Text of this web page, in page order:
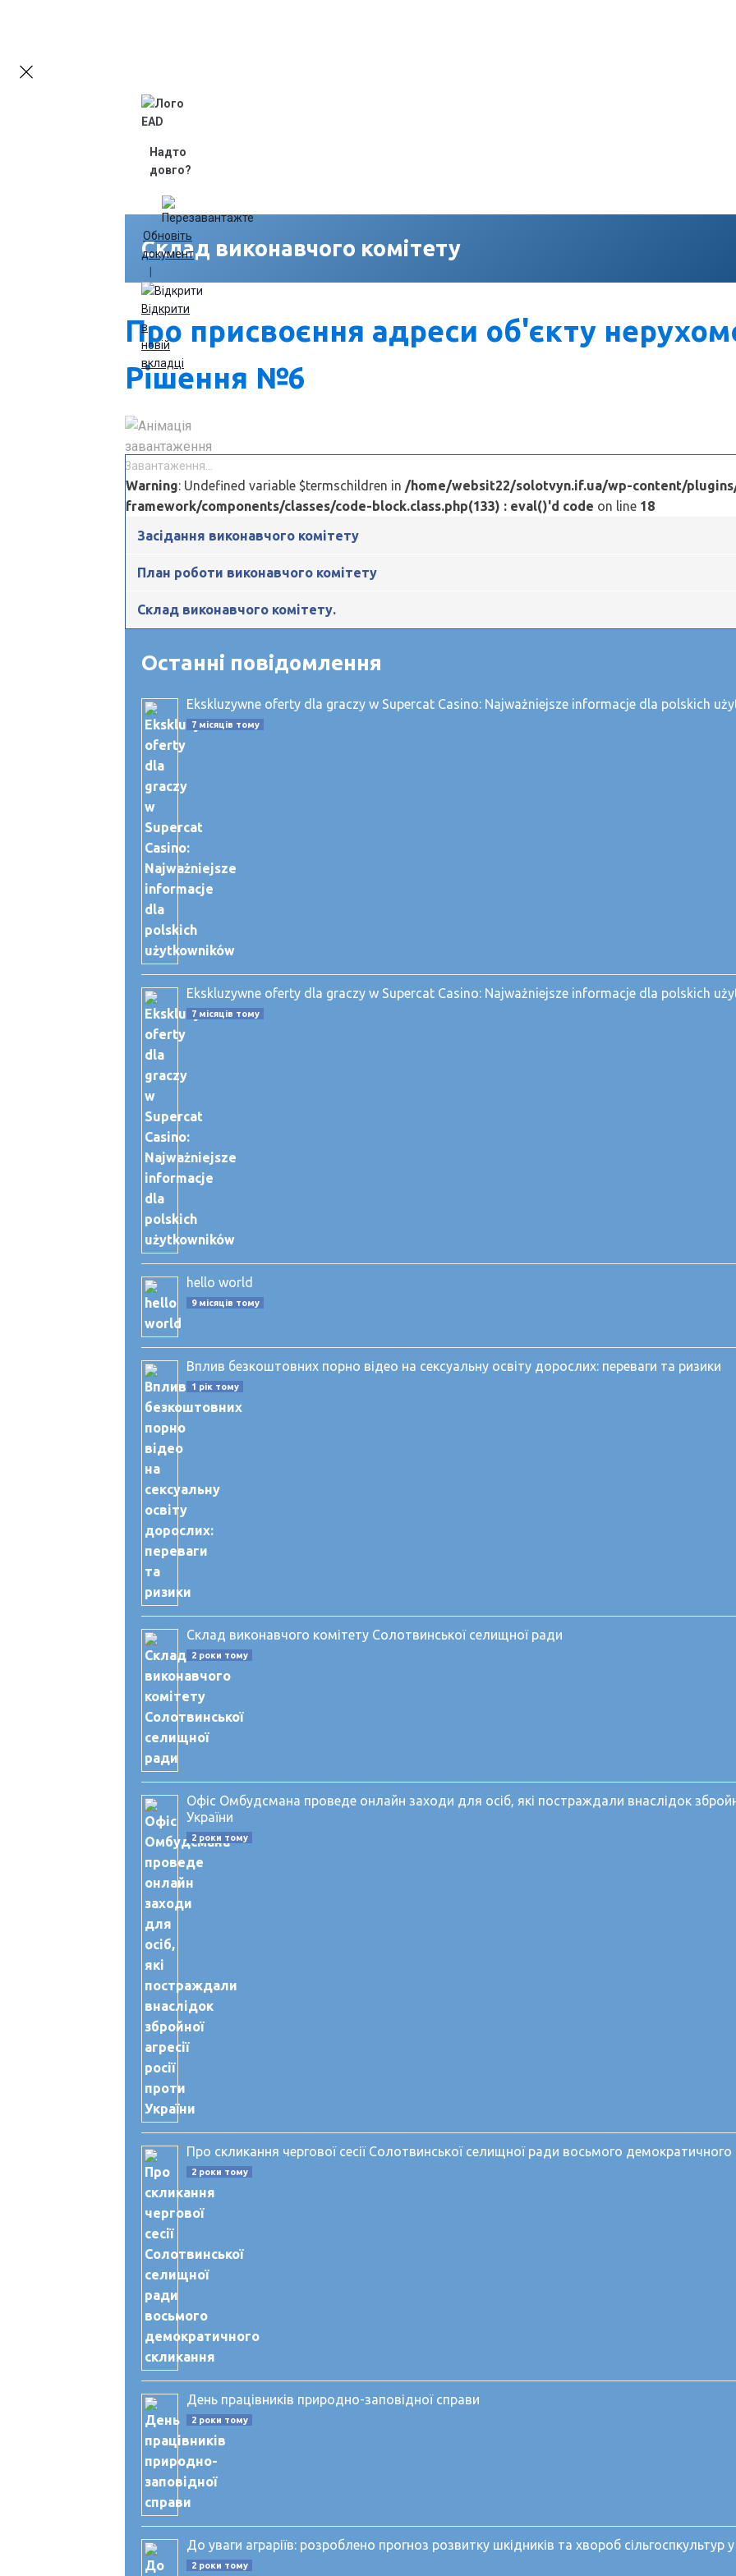
Склад виконавчого комітету
Про присвоєння адреси об'єкту
Рішення №6
Завантаження...
Надто
довго?
Обновіть
документ
Відкрити
в
новій
вкладці
Warning: Undefined variable $termschildren in /home/websit22/solotvyn.if.ua/wp-content/
framework/components/classes/code-block.class.php(133) : eval()'d code on line 18
Засідання виконавчого комітету
План роботи виконавчого комітету
Склад виконавчого комітету.
Останні повідомлення
Ekskluzywne oferty dla graczy w Supercat Casino: Najważniejsze informacje dla polskich
7 місяців тому
Ekskluzywne oferty dla graczy w Supercat Casino: Najważniejsze informacje dla polskich
7 місяців тому
hello world
9 місяців тому
Вплив безкоштовних порно відео на сексуальну освіту дорослих: переваги та ризики
1 рік тому
Склад виконавчого комітету Солотвинської селищної ради
2 роки тому
Офіс Омбудсмана проведе онлайн заходи для осіб, які постраждали внаслідок
України
2 роки тому
Про скликання чергової сесії Солотвинської селищної ради восьмого демократичного
2 роки тому
День працівників природно-заповідної справи
2 роки тому
До уваги аграріїв: розроблено прогноз розвитку шкідників та хвороб сільгоспкультур
2 роки тому